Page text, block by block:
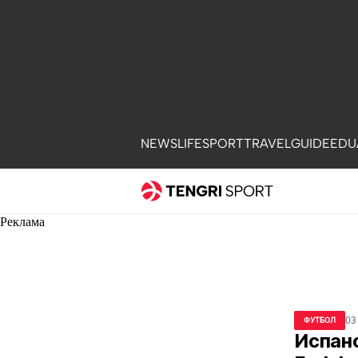
NEWSLIFESPORTTRAVELGUIDEEDU
Реклама
ФУТБОЛ